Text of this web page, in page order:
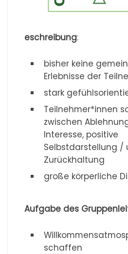
eschreibung:
bisher keine
Erlebnisse der
stark
Teilnehmer*innen
zwischen
Interesse, positive
Selbstdarstellung /
Zurückhaltung
große körperliche
Aufgabe des
schaffen